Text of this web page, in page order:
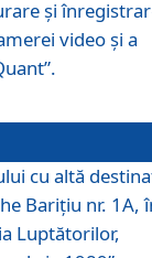
și
video și a
cu altă
Bariţiu nr. 1A,
Luptătorilor,